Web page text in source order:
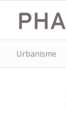
Urbanisme